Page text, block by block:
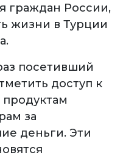
граждан России,
жизни в Турции
посетивший
доступ к
продуктам
за
деньги. Эти